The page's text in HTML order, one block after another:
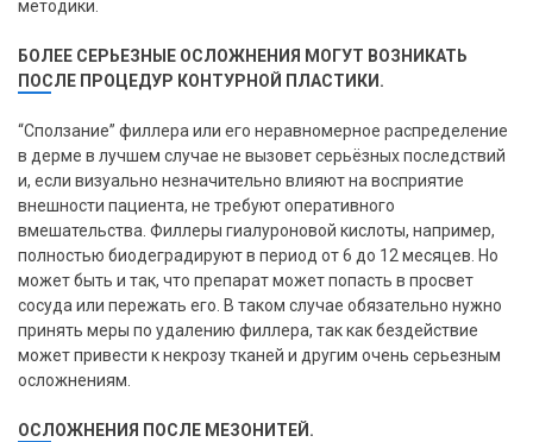
методики.
БОЛЕЕ СЕРЬЕЗНЫЕ ОСЛОЖНЕНИЯ МОГУТ ВОЗНИКАТЬ
ПОСЛЕ ПРОЦЕДУР КОНТУРНОЙ ПЛАСТИКИ.
“Сползание” филлера или его неравномерное распределение
в дерме в лучшем случае не вызовет серьёзных последствий
и, если визуально незначительно влияют на восприятие
внешности пациента, не требуют оперативного
вмешательства. Филлеры гиалуроновой кислоты, например,
полностью биодеградируют в период от 6 до 12 месяцев. Но
может быть и так, что препарат может попасть в просвет
сосуда или пережать его. В таком случае обязательно нужно
принять меры по удалению филлера, так как бездействие
может привести к некрозу тканей и другим очень серьезным
осложнениям.
ОСЛОЖНЕНИЯ ПОСЛЕ МЕЗОНИТЕЙ.